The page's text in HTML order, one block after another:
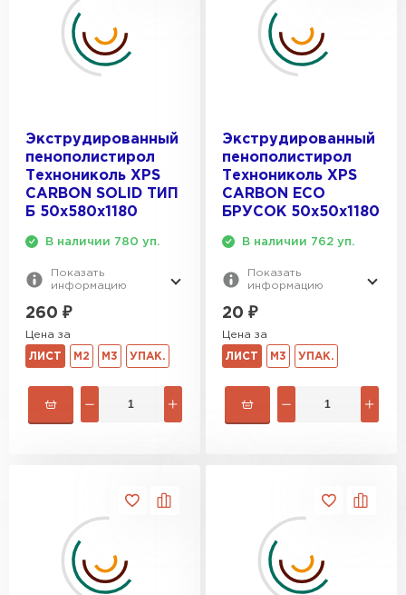
Экструдированный
пенополистирол
Технониколь XPS
CARBON SOLID ТИП
Б 50х580х1180
В наличии 780 уп.
Показать
информацию
260 ₽
Цена за
ЛИСТ М2 М3 УПАК.
Экструдированный
пенополистирол
Технониколь XPS
CARBON ECO
БРУСОК 50х50х1180
В наличии 762 уп.
Показать
информацию
20 ₽
Цена за
ЛИСТ М3 УПАК.